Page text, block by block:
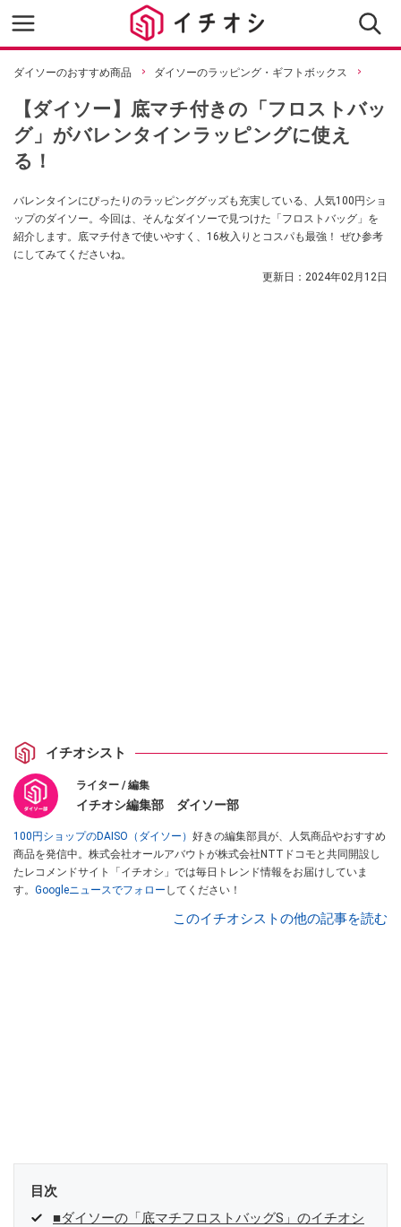
ダイソーのおすすめ商品 ダイソーのラッピング・ギフトボックス
【ダイソー】底マチ付きの「フロストバッ
グ」がバレンタインラッピングに使え
る！
バレンタインにぴったりのラッピンググッズも充実している、人気100円ショ
ップのダイソー。今回は、そんなダイソーで見つけた「フロストバッグ」を
紹介します。底マチ付きで使いやすく、16枚入りとコスパも最強！ ぜひ参考
にしてみてくださいね。
更新日： 2024年02月12日
イチオシスト
ライター / 編集
イチオシ編集部 ダイソー部
100円ショップのDAISO（ダイソー） 好きの編集部員が、人気商品やおすすめ
商品を発信中。株式会社オールアバウトが株式会社NTTドコモと共同開設し
たレコメンドサイト「イチオシ」では毎日トレンド情報をお届けしていま
す。 Googleニュースでフォロー してください！
このイチオシストの他の記事を読む
目次
■ダイソーの「底マチフロストバッグS」のイチオシ